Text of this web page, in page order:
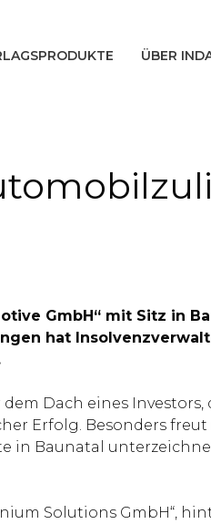
ÜBER
GmbH“ mit Sitz in
hat
Dach eines
Erfolg. Besonders
Baunatal
Solutions GmbH“,